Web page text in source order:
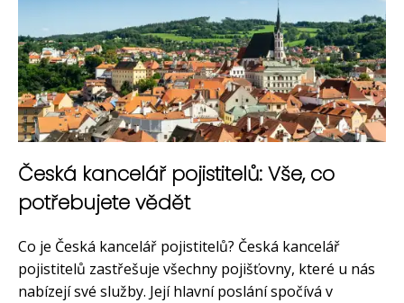
Česká kancelář pojistitelů: Vše, co
potřebujete vědět
Co je Česká kancelář pojistitelů? Česká kancelář
pojistitelů zastřešuje všechny pojišťovny, které u nás
nabízejí své služby. Její hlavní poslání spočívá v